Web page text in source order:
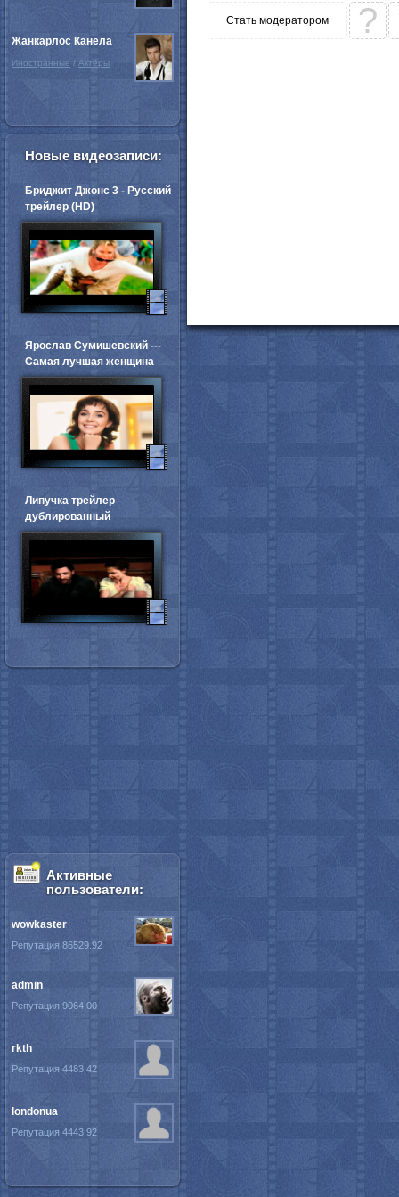
Стать модератором ?
Жанкарлос Канела
Иностранные / Актёры
Новые видеозаписи:
Бриджит Джонс 3 - Русский
трейлер (HD)
Ярослав Сумишевский ---
Самая лучшая женщина
Липучка трейлер
дублированный
Активные
пользователи:
wowkaster
Репутация 86529.92
admin
Репутация 9064.00
rkth
Репутация 4483.42
londonua
Репутация 4443.92